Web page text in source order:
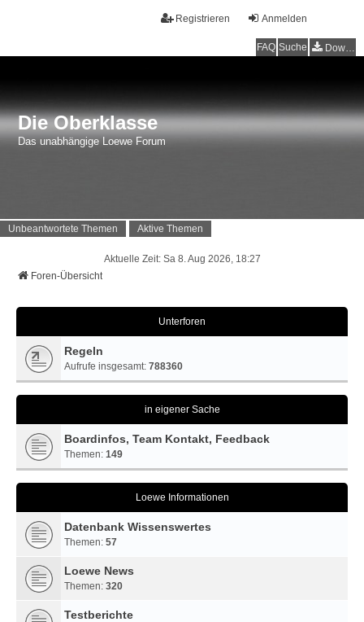
Anmelden
Registrieren
FAQ Suche Downloads
Die Oberklasse
Das unabhängige Loewe Forum
Unbeantwortete Themen Aktive Themen
Aktuelle Zeit: Sa 8. Aug 2026, 18:27
Foren-Übersicht
Unterforen
Regeln
Aufrufe insgesamt: 788360
in eigener Sache
Boardinfos, Team Kontakt, Feedback
Themen: 149
Loewe Informationen
Datenbank Wissenswertes
Themen: 57
Loewe News
Themen: 320
Testberichte